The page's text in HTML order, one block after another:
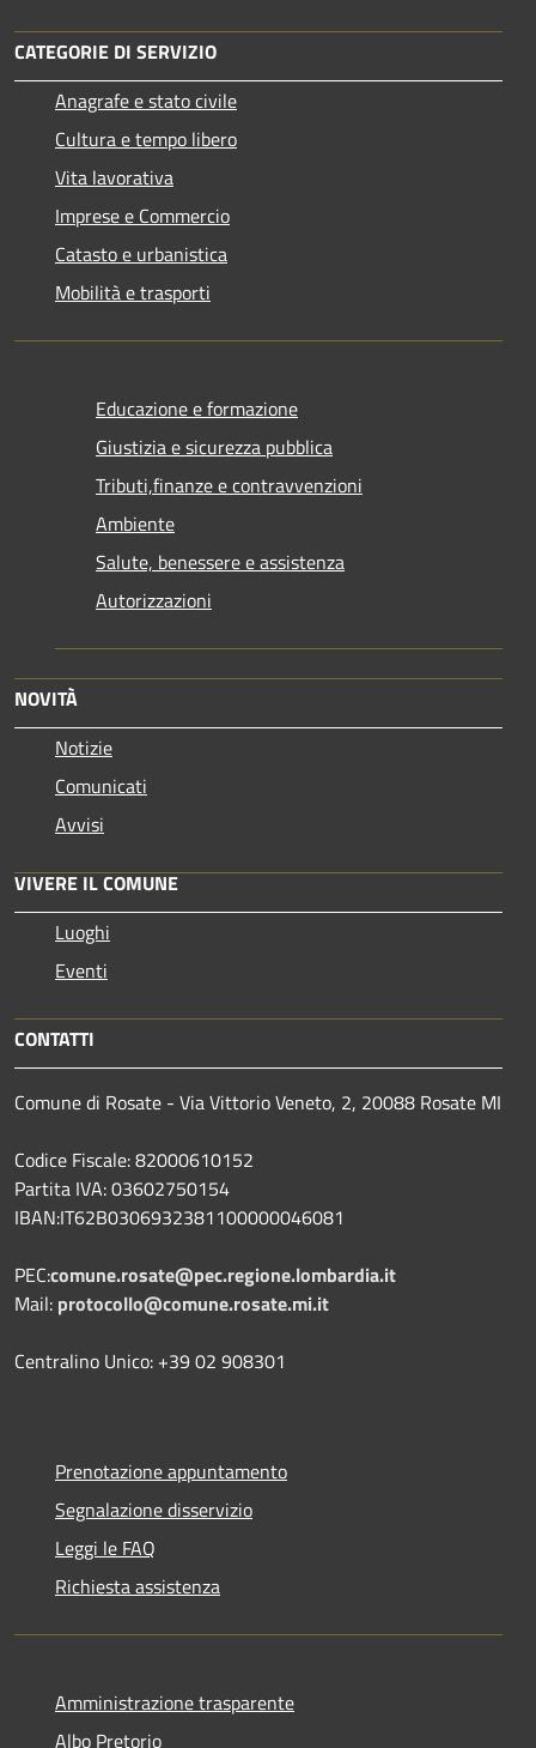
CATEGORIE DI SERVIZIO
Anagrafe e stato civile
Cultura e tempo libero
Vita lavorativa
Imprese e Commercio
Catasto e urbanistica
Mobilità e trasporti
Educazione e formazione
Giustizia e sicurezza pubblica
Tributi,finanze e contravvenzioni
Ambiente
Salute, benessere e assistenza
Autorizzazioni
NOVITÀ
Notizie
Comunicati
Avvisi
VIVERE IL COMUNE
Luoghi
Eventi
CONTATTI
Comune di Rosate - Via Vittorio Veneto, 2, 20088 Rosate MI
Codice Fiscale: 82000610152
Partita IVA: 03602750154
IBAN:IT62B0306932381100000046081
PEC:comune.rosate@pec.regione.lombardia.it
Mail: protocollo@comune.rosate.mi.it
Centralino Unico: +39 02 908301
Prenotazione appuntamento
Segnalazione disservizio
Leggi le FAQ
Richiesta assistenza
Amministrazione trasparente
Albo Pretorio